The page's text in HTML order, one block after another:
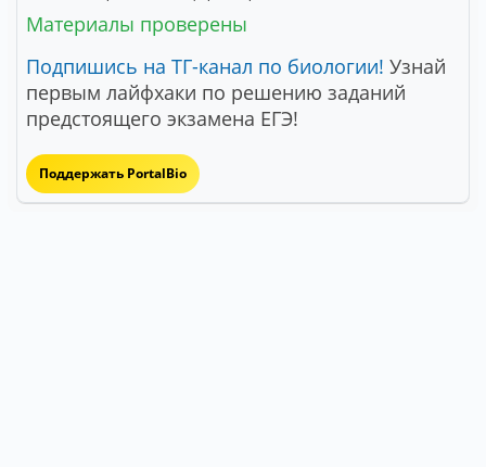
Материалы проверены
Подпишись на ТГ-канал по биологии! Узнай
первым лайфхаки по решению заданий
предстоящего экзамена ЕГЭ!
Поддержать PortalBio